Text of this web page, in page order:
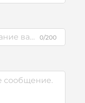
0/200